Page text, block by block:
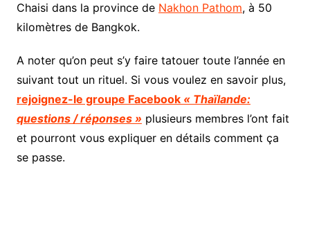
Chaisi dans la province de Nakhon Pathom, à 50
kilomètres de Bangkok.
A noter qu’on peut s’y faire tatouer toute l’année en
suivant tout un rituel. Si vous voulez en savoir plus,
rejoignez-le groupe Facebook « Thaïlande:
questions / réponses » plusieurs membres l’ont fait
et pourront vous expliquer en détails comment ça
se passe.